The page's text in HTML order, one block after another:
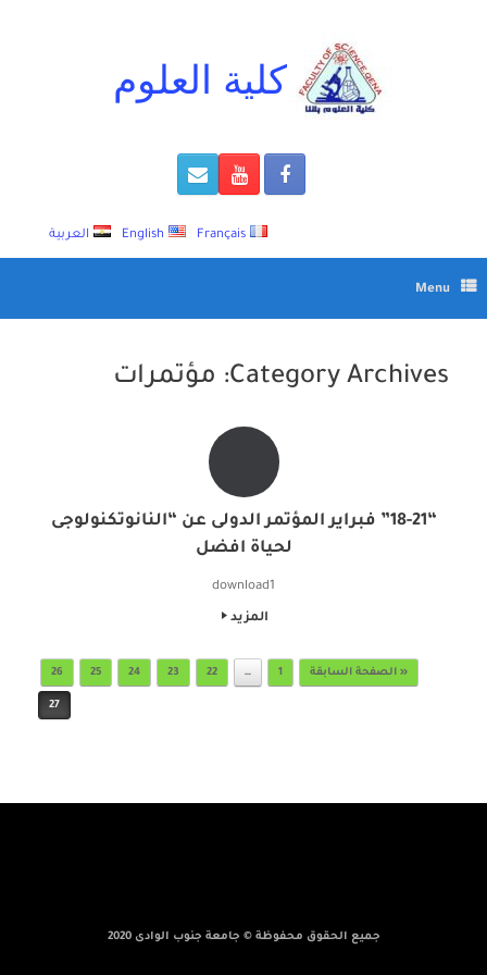
كلية العلوم
العربية English Français
Menu
Category Archives: مؤتمرات
“18-21” فبراير المؤتمر الدولى عن “النانوتكنولوجى
لحياة افضل
download1
المزيد
Post navigation
« الصفحة السابقة 1
…
22
23
24
25
26
27
جميع الحقوق محفوظة © جامعة جنوب الوادى 2020